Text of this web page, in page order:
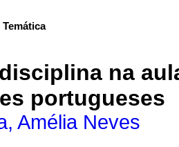
Temática
na
portugueses
Amélia Neves